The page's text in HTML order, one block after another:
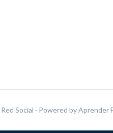
Social · Powered byAprender